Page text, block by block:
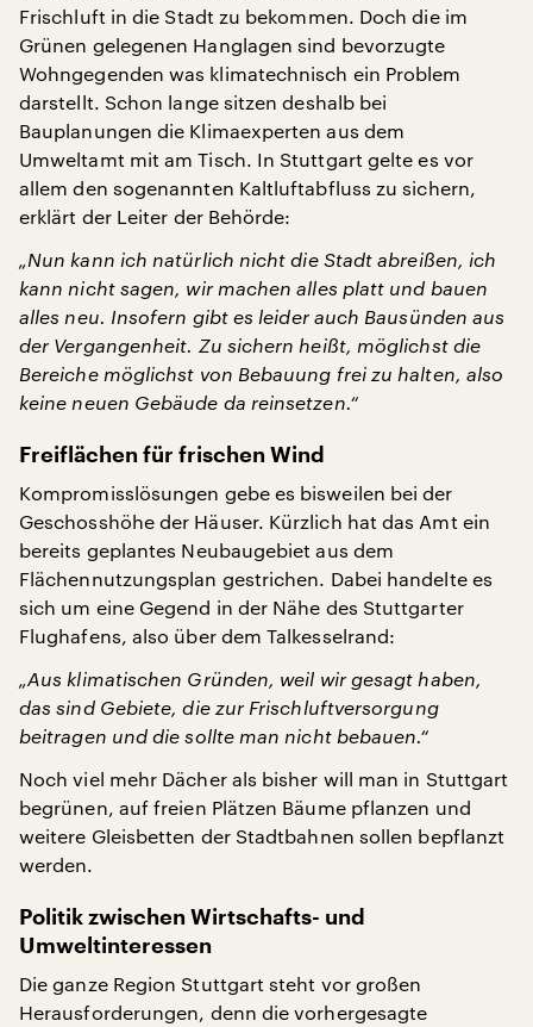
Frischluft in die Stadt zu bekommen. Doch die im
Grünen gelegenen Hanglagen sind bevorzugte
Wohngegenden was klimatechnisch ein Problem
darstellt. Schon lange sitzen deshalb bei
Bauplanungen die Klimaexperten aus dem
Umweltamt mit am Tisch. In Stuttgart gelte es vor
allem den sogenannten Kaltluftabfluss zu sichern,
erklärt der Leiter der Behörde:
„Nun kann ich natürlich nicht die Stadt abreißen, ich
kann nicht sagen, wir machen alles platt und bauen
alles neu. Insofern gibt es leider auch Bausünden aus
der Vergangenheit. Zu sichern heißt, möglichst die
Bereiche möglichst von Bebauung frei zu halten, also
keine neuen Gebäude da reinsetzen.“
Freiflächen für frischen Wind
Kompromisslösungen gebe es bisweilen bei der
Geschosshöhe der Häuser. Kürzlich hat das Amt ein
bereits geplantes Neubaugebiet aus dem
Flächennutzungsplan gestrichen. Dabei handelte es
sich um eine Gegend in der Nähe des Stuttgarter
Flughafens, also über dem Talkesselrand:
„Aus klimatischen Gründen, weil wir gesagt haben,
das sind Gebiete, die zur Frischluftversorgung
beitragen und die sollte man nicht bebauen.“
Noch viel mehr Dächer als bisher will man in Stuttgart
begrünen, auf freien Plätzen Bäume pflanzen und
weitere Gleisbetten der Stadtbahnen sollen bepflanzt
werden.
Politik zwischen Wirtschafts- und
Umweltinteressen
Die ganze Region Stuttgart steht vor großen
Herausforderungen, denn die vorhergesagte